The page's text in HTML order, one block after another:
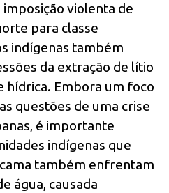
violenta de
para classe
indígenas também
da extração de lítio
hídrica. Embora um foco
questões de uma crise
é importante
indígenas que
também enfrentam
água, causada